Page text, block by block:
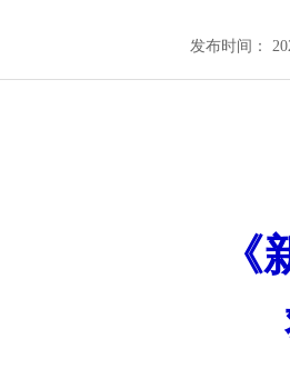
发布时间：